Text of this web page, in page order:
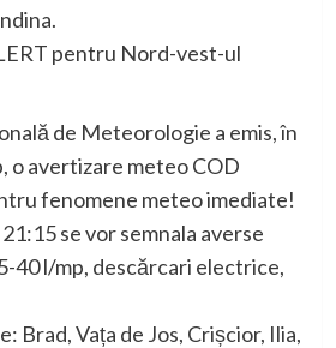
pentru Nord-vest-ul
de Meteorologie a emis, în
o avertizare meteo COD
fenomene meteo imediate!
se vor semnala averse
40 l/mp, descărcari electrice,
Brad, Vața de Jos, Crișcior, Ilia,